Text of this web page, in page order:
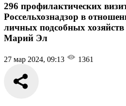
296 профилактических
Россельхознадзор в
личных подсобных хозяйств
Марий Эл
27 мар 2024, 09:13 1361